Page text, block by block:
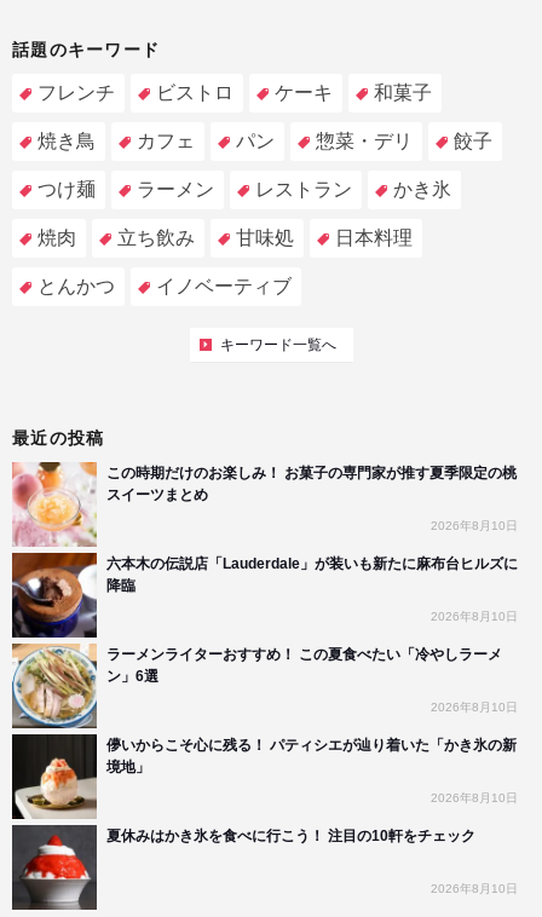
話題のキーワード
フレンチ ビストロ ケーキ 和菓子
焼き鳥 カフェ パン 惣菜・デリ 餃子
つけ麺 ラーメン レストラン かき氷
焼肉 立ち飲み 甘味処 日本料理
とんかつ イノベーティブ
キーワード一覧へ
最近の投稿
この時期だけのお楽しみ！ お菓子の専門家が推す夏季限定の桃
スイーツまとめ
2026年8月10日
六本木の伝説店「Lauderdale」が装いも新たに麻布台ヒルズに
降臨
2026年8月10日
ラーメンライターおすすめ！ この夏食べたい「冷やしラーメ
ン」6選
2026年8月10日
儚いからこそ心に残る！ パティシエが辿り着いた「かき氷の新
境地」
2026年8月10日
夏休みはかき氷を食べに行こう！ 注目の10軒をチェック
2026年8月10日